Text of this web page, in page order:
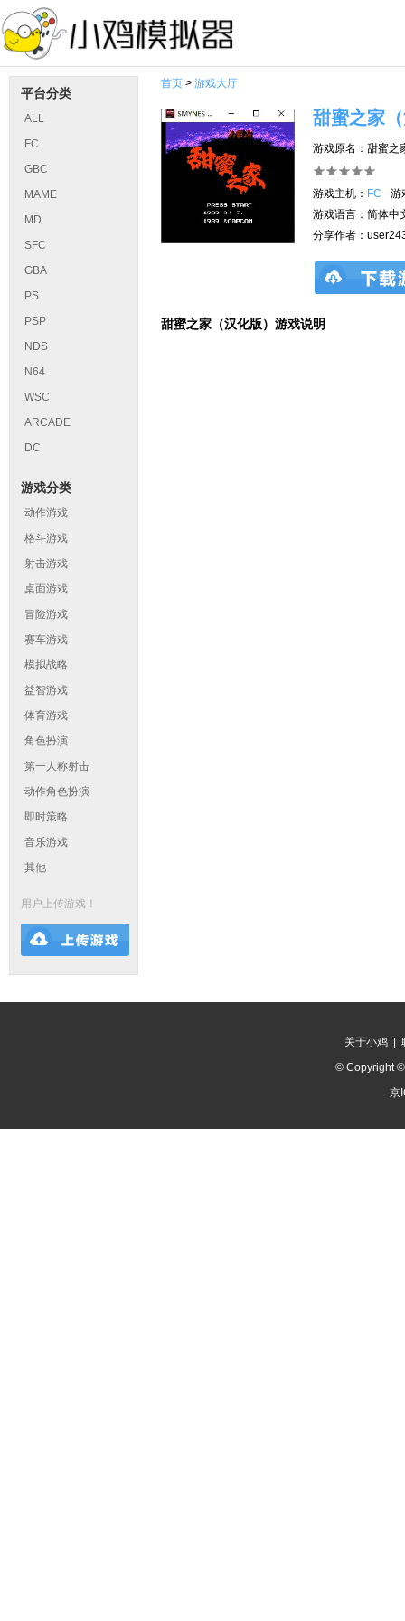
平台分类
ALL
FC
GBC
MAME
MD
SFC
GBA
PS
PSP
NDS
N64
WSC
ARCADE
DC
游戏分类
动作游戏
格斗游戏
射击游戏
桌面游戏
冒险游戏
赛车游戏
模拟战略
益智游戏
体育游戏
角色扮演
第一人称射击
动作角色扮演
即时策略
音乐游戏
其他
用户上传游戏！
首页 > 游戏大厅
甜蜜之家
游戏原名：甜蜜之
游戏主机： FC
游
游戏语言：简体中
分享作者：
甜蜜之家（汉化版）游戏说明
关于小鸡 |
© Copyright
京